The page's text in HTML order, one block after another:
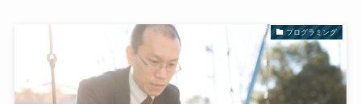
プログラミング